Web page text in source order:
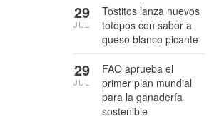
Tostitos lanza nuevos
totopos con sabor a
queso blanco picante
29
JUL
FAO aprueba el
primer plan mundial
para la ganadería
sostenible
29
JUL